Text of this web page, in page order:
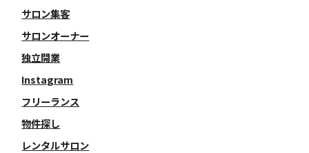
サロン集客
サロンオーナー
独立開業
Instagram
フリーランス
物件探し
レンタルサロン